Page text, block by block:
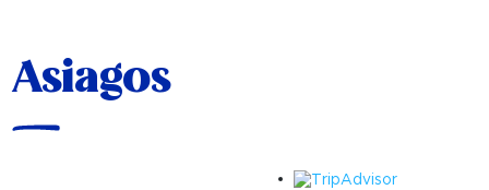
Asiagos